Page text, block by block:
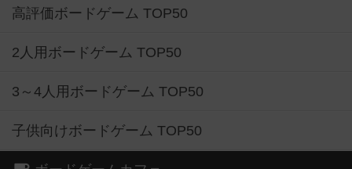
高評価ボードゲーム TOP50
2人用ボードゲーム TOP50
3～4人用ボードゲーム TOP50
子供向けボードゲーム TOP50